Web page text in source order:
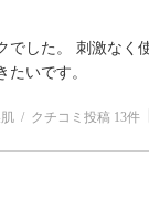
でした。 刺激なく
たいです。
クチコミ投稿 13件